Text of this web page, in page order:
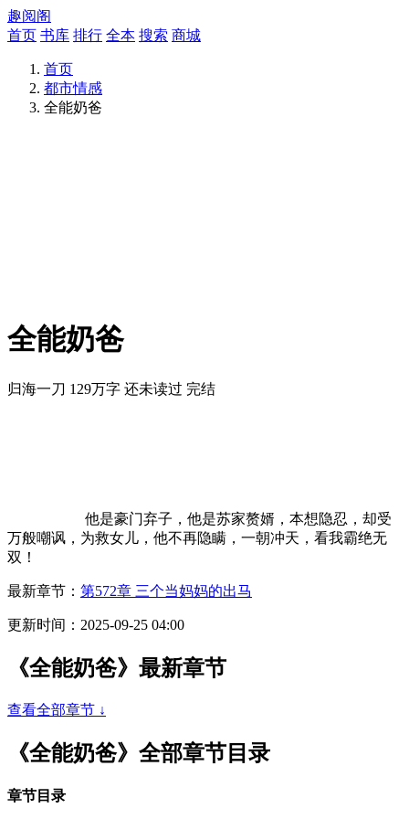
趣阅阁
首页 书库 排行 全本 搜索 商城
首页
都市情感
全能奶爸
全能奶爸
归海一刀 129万字 还未读过 完结
他是豪门弃子，他是苏家赘婿，本想隐忍，却受
万般嘲讽，为救女儿，他不再隐瞒，一朝冲天，看我霸绝无
双！
最新章节： 第572章 三个当妈妈的出马
更新时间：2025-09-25 04:00
《全能奶爸》最新章节
查看全部章节 ↓
《全能奶爸》全部章节目录
章节目录